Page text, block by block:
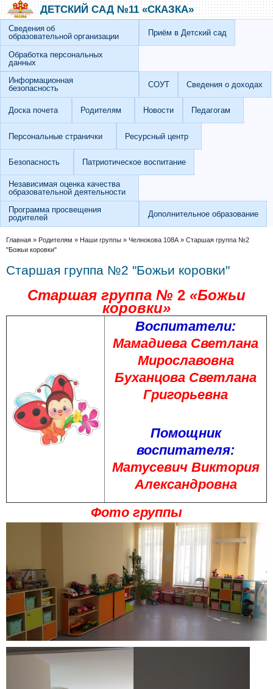
Перейти к основному содержанию
Skip to searchДЕТСКИЙ САД №11 «СКАЗКА»
Сведения об
образовательной организации
Приём в Детский сад
Обработка персональных
данных
Информационная
безопасность
СОУТ Сведения о доходах
Доска почета Родителям Новости Педагогам
Персональные странички Ресурсный центр
Безопасность Патриотическое воспитание
Независимая оценка качества
образовательной деятельности
Программа просвещения
родителей
Дополнительное образование
Вы здесь
Главная » Родителям » Наши группы » Челнокова 108А » Старшая группа №2
"Божьи коровки"
Старшая группа №2 "Божьи коровки"
Старшая группа № 2 «Божьи
коровки»
Воспитатели:
Мамадиева Светлана
Мирославовна
Буханцова Светлана
Григорьевна
Помощник
воспитателя:
Матусевич Виктория
Александровна
Фото группы